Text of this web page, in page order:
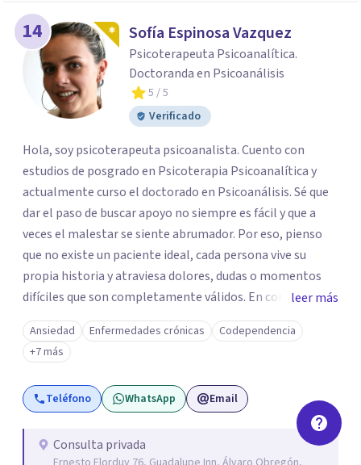
14 Sofía Espinosa Vazquez
Psicoterapeuta Psicoanalítica.
Doctoranda en Psicoanálisis
5 / 5
Verificado
Hola, soy psicoterapeuta psicoanalista. Cuento con
estudios de posgrado en Psicoterapia Psicoanalítica y
actualmente curso el doctorado en Psicoanálisis. Sé que
dar el paso de buscar apoyo no siempre es fácil y que a
veces el malestar se siente abrumador. Por eso, pienso
que no existe un paciente ideal, cada persona vive su
propia historia y atraviesa dolores, dudas o momentos
difíciles que son completamente válidos. En consulta, mi
intención es ofrecerte un espacio humano y seguro, en el
que sientas la confianza para expresarte y sentir. Nos
daremos el tiempo de ir recorriendo tu historia de vida,
identificando con calma de dónde viene aquello que hoy
pesa haciendo consciente el origen, tus emociones y
experiencias, tanto pasadas como presentes. Es un lugar
para comprender mejor tu mundo interno o cualquier
leer más
Ansiedad Enfermedades crónicas
Codependencia
+7 más
Teléfono WhatsApp Email
Consulta privada